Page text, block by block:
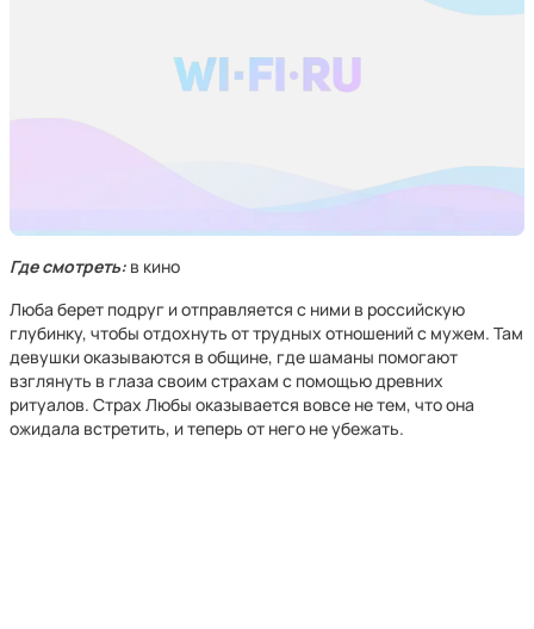
Где смотреть: в кино
Люба берет подруг и отправляется с ними в российскую
глубинку, чтобы отдохнуть от трудных отношений с мужем. Там
девушки оказываются в общине, где шаманы помогают
взглянуть в глаза своим страхам с помощью древних
ритуалов. Страх Любы оказывается вовсе не тем, что она
ожидала встретить, и теперь от него не убежать.